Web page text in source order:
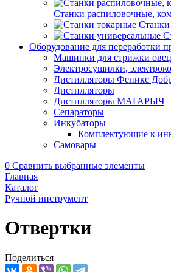
Станки распиловочные,
Оборудование для переработки
Машинки для стрижки овец
Электросушилки,
Дистилляторы Феникс
Дистилляторы
Дистилляторы МАГАРЫЧ
Сепараторы
Инкубаторы
Комплектующие к
Самовары
0 Сравнить выбранные элементы
Главная
Каталог
Ручной инструмент
Отвертки
Поделиться